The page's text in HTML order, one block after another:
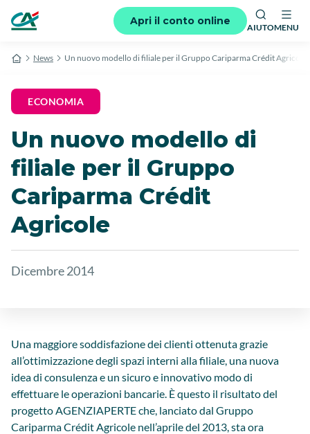
Apri il conto online
AIUTOMENU
News Un nuovo modello di filiale per il Gruppo Cariparma Crédit Agricole
ECONOMIA
Un nuovo modello di
filiale per il Gruppo
Cariparma Crédit
Agricole
Dicembre 2014
Una maggiore soddisfazione dei clienti ottenuta grazie
all’ottimizzazione degli spazi interni alla filiale, una nuova
idea di consulenza e un sicuro e innovativo modo di
effettuare le operazioni bancarie. È questo il risultato del
progetto AGENZIAPERTE che, lanciato dal Gruppo
Cariparma Crédit Agricole nell’aprile del 2013, sta ora